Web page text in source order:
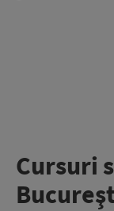
Cursuri